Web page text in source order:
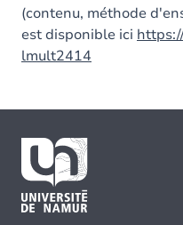
(contenu, méthode
est disponible ici
lmult2414